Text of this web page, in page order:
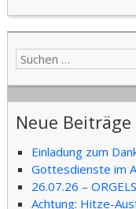
Neue Beiträge
Einladung zum
Gottesdienste im
26.07.26 –
Achtung: Hitze-